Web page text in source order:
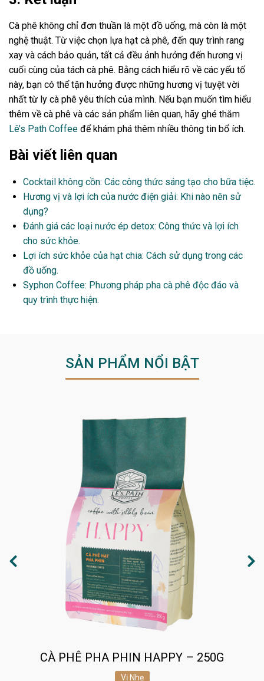
Cà phê không chỉ đơn thuần là một đồ uống, mà còn là một
nghệ thuật. Từ việc chọn lựa hạt cà phê, đến quy trình rang
xay và cách bảo quản, tất cả đều ảnh hưởng đến hương vị
cuối cùng của tách cà phê. Bằng cách hiểu rõ về các yếu tố
này, bạn có thể tận hưởng được những hương vị tuyệt vời
nhất từ ly cà phê yêu thích của mình. Nếu bạn muốn tìm hiểu
thêm về cà phê và các sản phẩm liên quan, hãy ghé thăm
Lê’s Path Coffee để khám phá thêm nhiều thông tin bổ ích.
Bài viết liên quan
Cocktail không cồn: Các công thức sáng tạo cho bữa tiệc.
Hương vị và lợi ích của nước điện giải: Khi nào nên sử
dụng?
Đánh giá các loại nước ép detox: Công thức và lợi ích
cho sức khỏe.
Lợi ích sức khỏe của hạt chia: Cách sử dụng trong các
đồ uống.
Syphon Coffee: Phương pháp pha cà phê độc đáo và
quy trình thực hiện.
SẢN PHẨM NỔI BẬT
CÀ PHÊ PHA PHIN HAPPY – 250G
Vị Nhẹ